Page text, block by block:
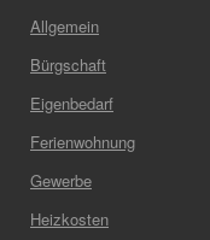
Allgemein
Bürgschaft
Eigenbedarf
Ferienwohnung
Gewerbe
Heizkosten